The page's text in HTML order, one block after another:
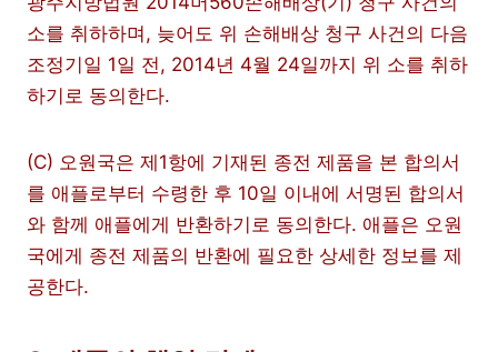
소를 취하하며, 늦어도 위 손해배상 청구 사건의 다음
조정기일 1일 전, 2014년 4월 24일까지 위 소를 취하
하기로 동의한다.
(C) 오원국은 제1항에 기재된 종전 제품을 본 합의서
를 애플로부터 수령한 후 10일 이내에 서명된 합의서
와 함께 애플에게 반환하기로 동의한다. 애플은 오원
국에게 종전 제품의 반환에 필요한 상세한 정보를 제
공한다.